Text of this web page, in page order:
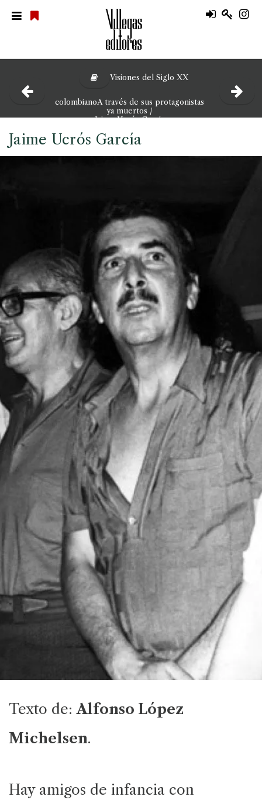
Visiones del Siglo XX
colombianoA través de sus protagonistas
ya muertos /
Jaime Ucrós García
Jaime Ucrós García
Texto de:Alfonso López
Michelsen.
Hay amigos de infancia con